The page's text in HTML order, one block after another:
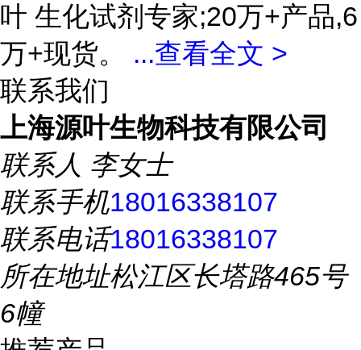
叶 生化试剂专家;20万+产品,6
万+现货。 ...查看全文 >
联系我们
上海源叶生物科技有限公司
联系人 李女士
联系手机18016338107
联系电话18016338107
所在地址松江区长塔路465号
6幢